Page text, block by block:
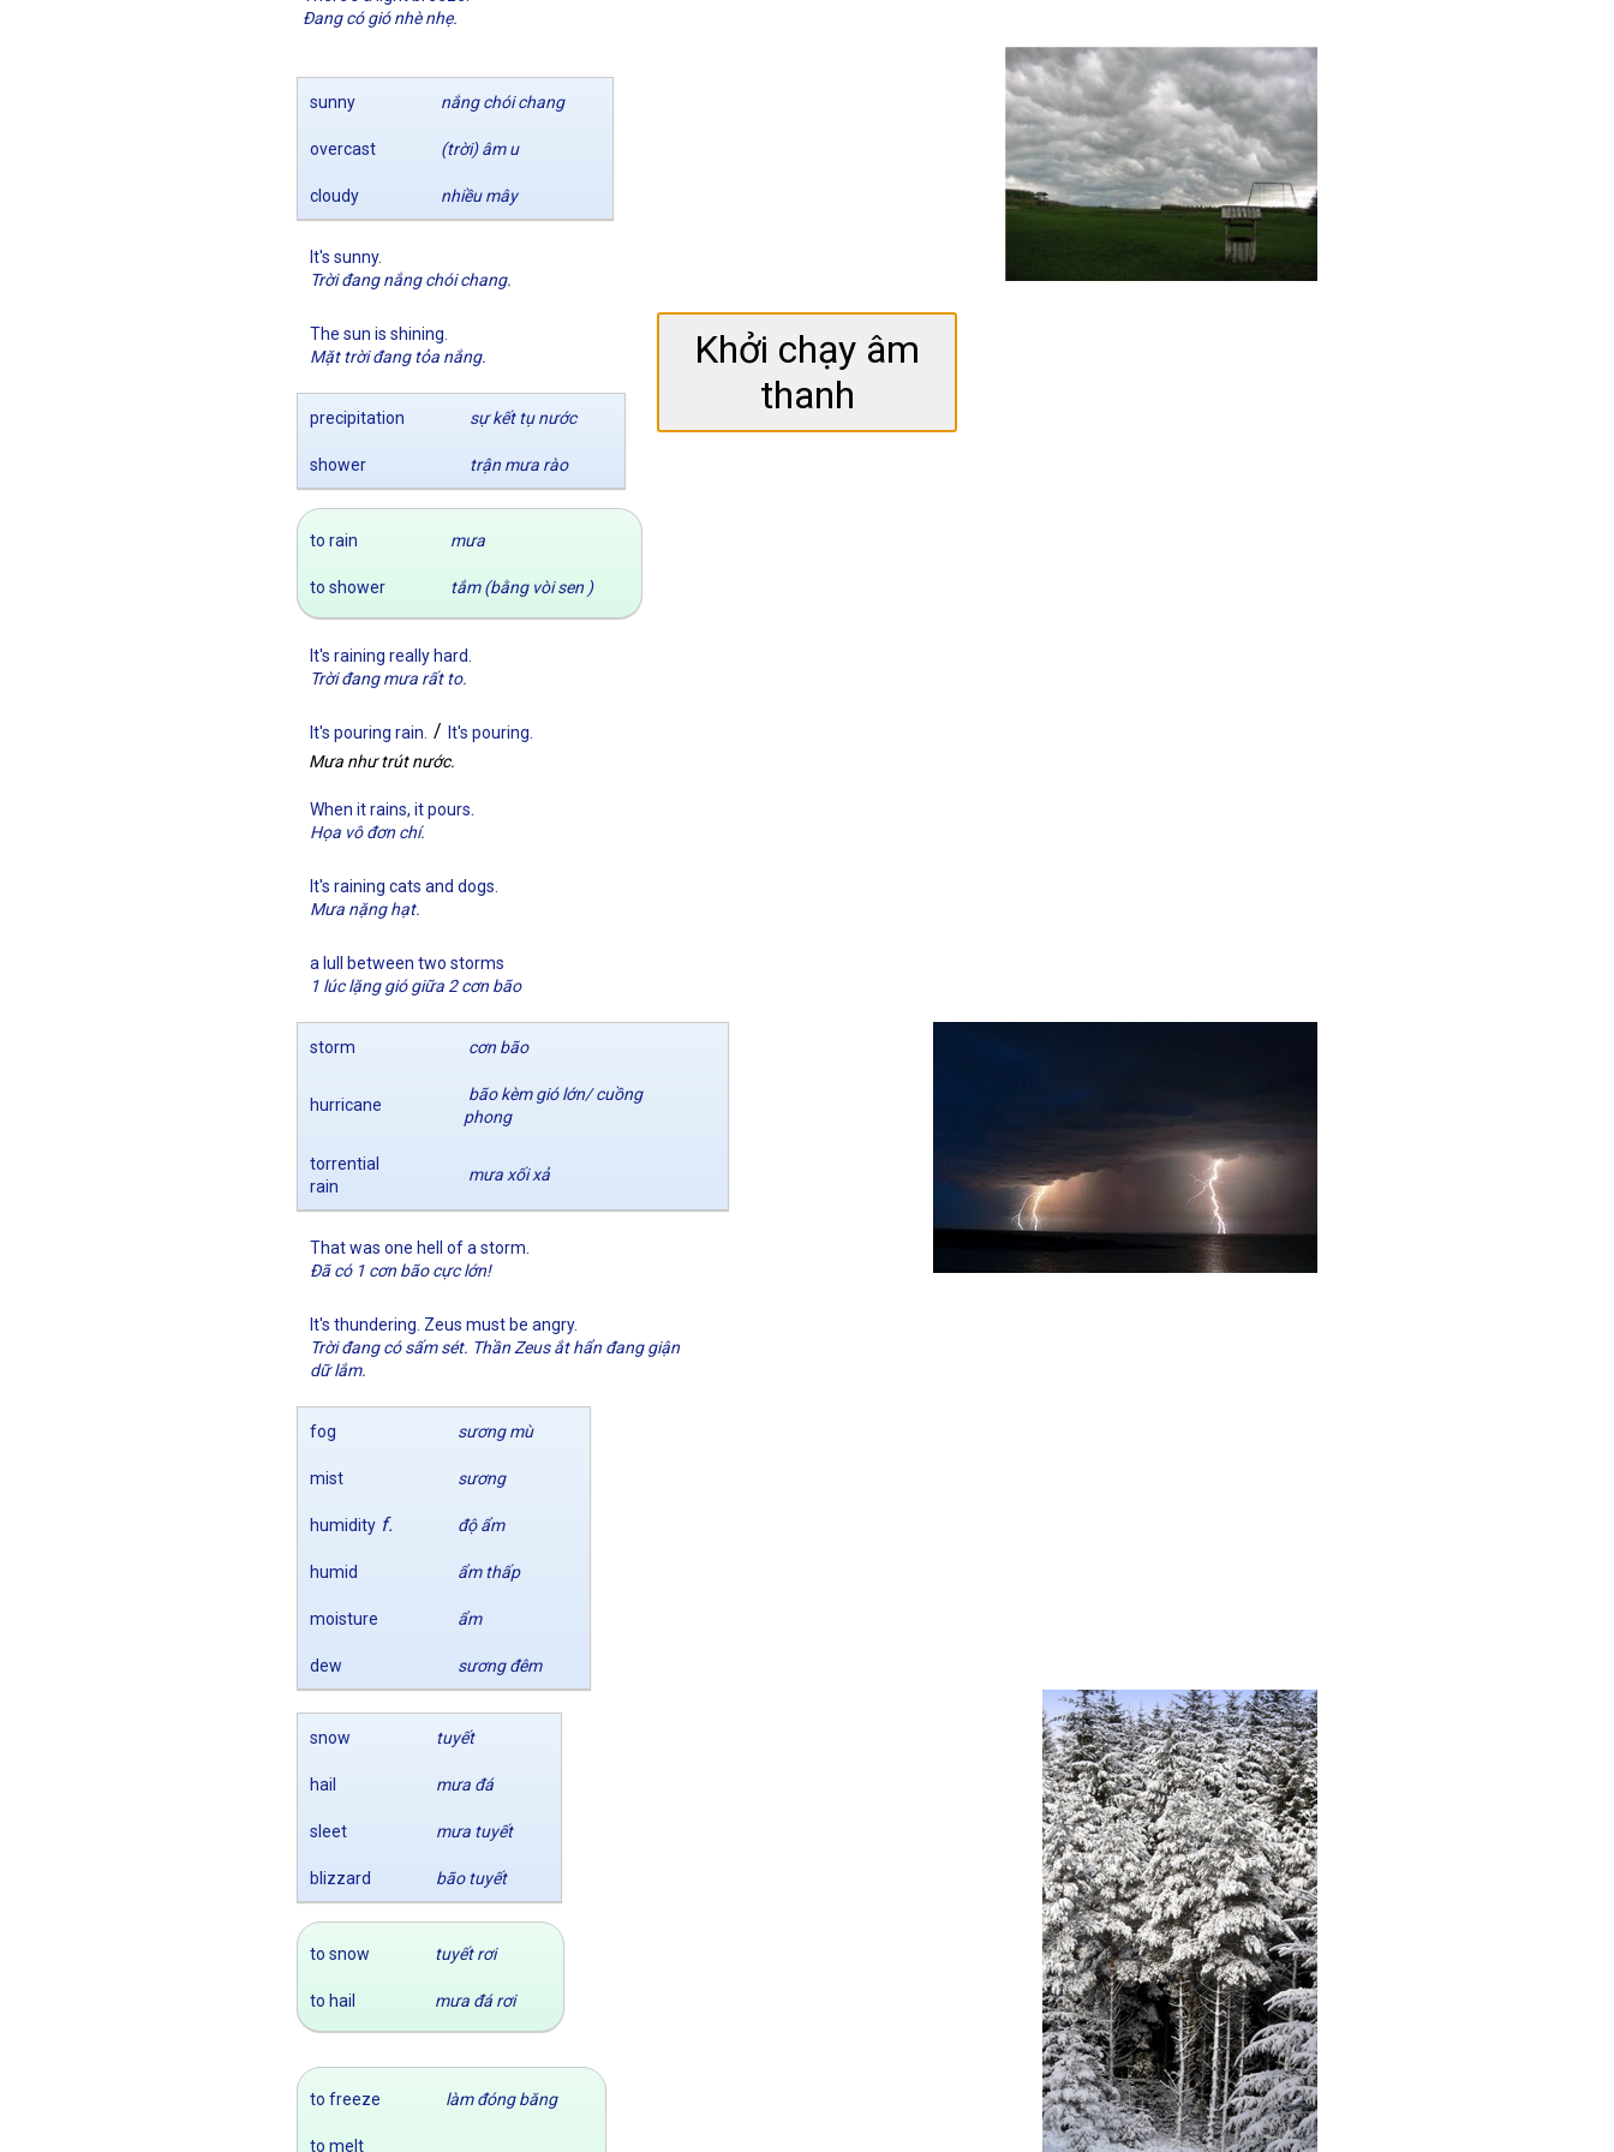
Đang có gió nhè nhẹ.
sunny nắng chói chang
overcast (trời) âm u
cloudy nhiều mây
It's sunny.
Trời đang nắng chói chang.
The sun is shining.
Mặt trời đang tỏa nắng.
precipitation sự kết tụ nước
shower trận mưa rào
to rain mưa
to shower tắm (bằng vòi sen )
It's raining really hard.
Trời đang mưa rất to.
It's pouring rain. / It's pouring.
Mưa như trút nước.
When it rains, it pours.
Họa vô đơn chí.
It's raining cats and dogs.
Mưa nặng hạt.
a lull between two storms
1 lúc lặng gió giữa 2 cơn bão
storm cơn bão
hurricane
bão kèm gió lớn/ cuồng
phong
torrential
rain
mưa xối xả
That was one hell of a storm.
Đã có 1 cơn bão cực lớn!
It's thundering. Zeus must be angry.
Trời đang có sấm sét. Thần Zeus ắt hẩn đang giận
dữ lắm.
fog sương mù
mist sương
humidity f. độ ẩm
humid ẩm thấp
moisture ẩm
dew sương đêm
snow tuyết
hail mưa đá
sleet mưa tuyết
blizzard bão tuyết
to snow tuyết rơi
to hail mưa đá rơi
to freeze làm đóng băng
to melt
Khởi chạy âm
thanh